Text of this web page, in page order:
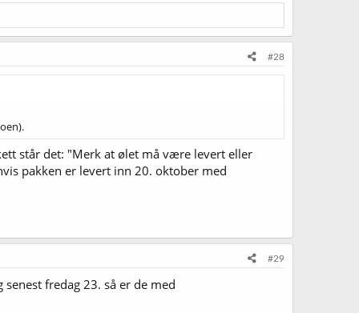
#28
står det: "Merk at ølet må være levert eller
pakken er levert inn 20. oktober med
#29
fredag 23. så er de med